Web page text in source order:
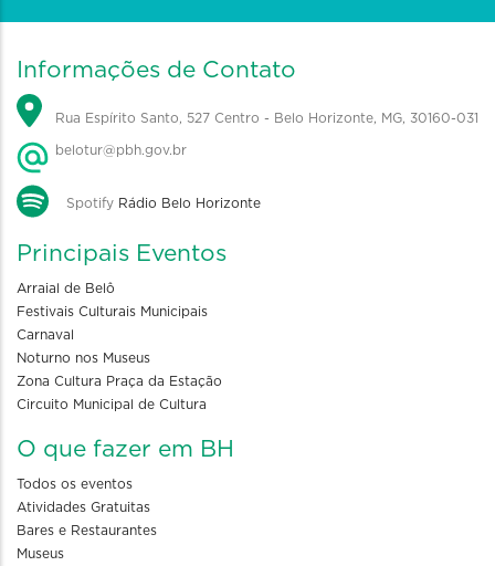
Informações de Contato
Rua Espírito Santo, 527 Centro - Belo Horizonte, MG, 30160-031
belotur@pbh.gov.br
Spotify Rádio Belo Horizonte
Principais Eventos
Arraial de Belô
Festivais Culturais Municipais
Carnaval
Noturno nos Museus
Zona Cultura Praça da Estação
Circuito Municipal de Cultura
O que fazer em BH
Todos os eventos
Atividades Gratuitas
Bares e Restaurantes
Museus